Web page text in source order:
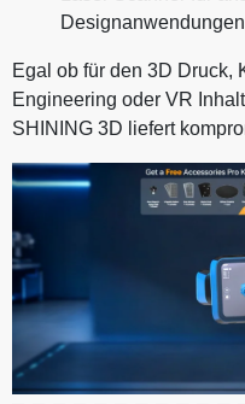
Egal ob für den 3D Druck,
Engineering oder VR
SHINING 3D liefert